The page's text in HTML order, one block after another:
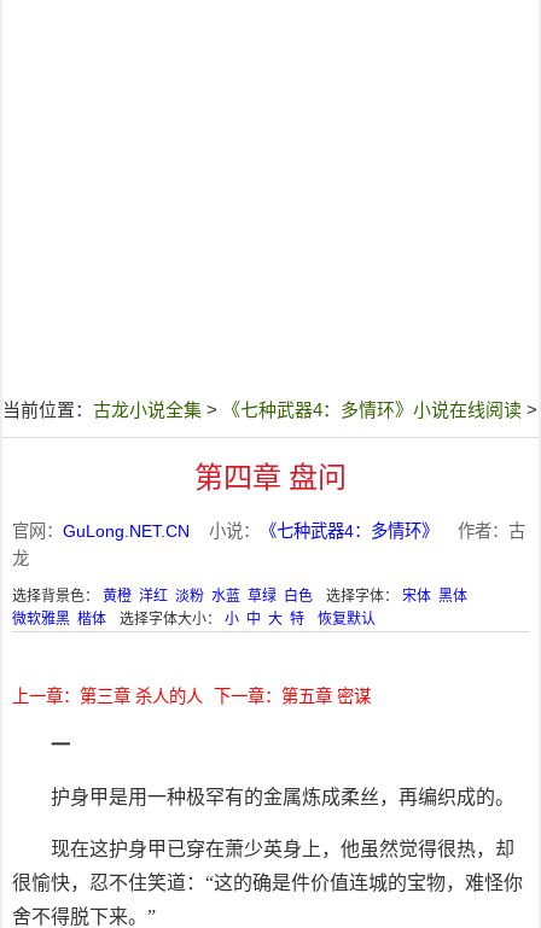
当前位置： 古龙小说全集 > 《七种武器4：多情环》小说在线阅读 >
第四章 盘问
官网： GuLong.NET.CN 小说： 《七种武器4：多情环》
作者：古
龙
选择背景色： 黄橙 洋红 淡粉 水蓝 草绿 白色 选择字体： 宋体 黑体
微软雅黑 楷体 选择字体大小： 小 中 大 特 恢复默认
上一章：第三章 杀人的人 下一章：第五章 密谋
一
护身甲是用一种极罕有的金属炼成柔丝，再编织成的。
现在这护身甲已穿在萧少英身上，他虽然觉得很热，却
很愉快，忍不住笑道：“这的确是件价值连城的宝物，难怪你
舍不得脱下来。”